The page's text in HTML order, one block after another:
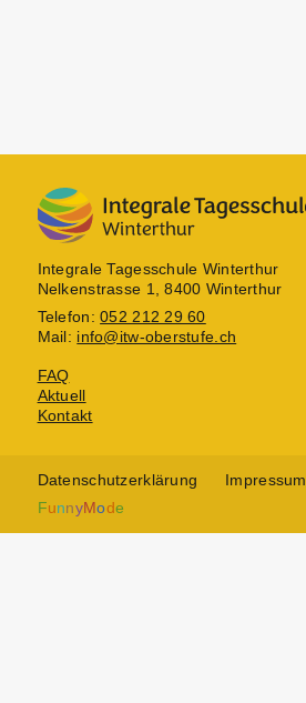
Integrale Tagesschule Winterthur
Nelkenstrasse 1, 8400 Winterthur
Telefon:052 212 29 60
Mail: info@itw-oberstufe.ch
FAQ
Aktuell
Kontakt
Datenschutzerklärung Impressum
FunnyMode